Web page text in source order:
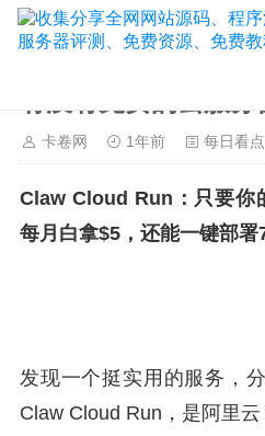
卡卷网 1年前 每日看点
Claw Cloud Run：只要你
每月白拿$5，还能一键部署
发现一个挺实用的服务，
Claw Cloud Run，是阿里